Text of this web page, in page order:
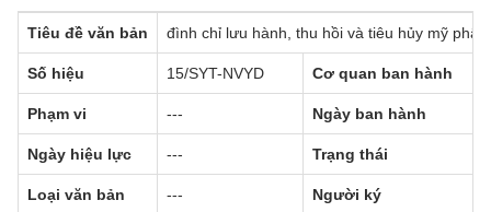
Tiêu đề văn bản đình chỉ lưu hành, thu hồi và tiêu hủy mỹ
Số hiệu 15/SYT-NVYD Cơ quan ban hành
Phạm vi --- Ngày ban hành
Ngày hiệu lực --- Trạng thái
Loại văn bản --- Người ký